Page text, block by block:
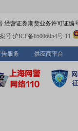
营证券期货业务许可证编
号:沪ICP备05006054号-11
告服务 供应商平台